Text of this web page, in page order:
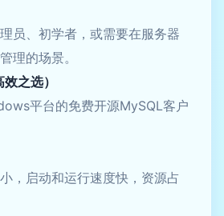
理员、初学者，或需要在服务器
理的场景。
之选）
平台的免费开源MySQL客户
小，启动和运行速度快，资源占